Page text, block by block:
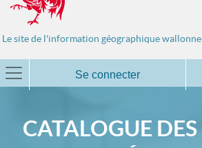
Le site de l'information géographique wallonne
Se connecter
CATALOGUE DES